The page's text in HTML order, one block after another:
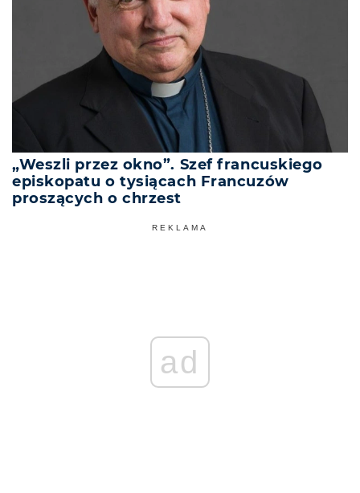
„Weszli przez okno”. Szef francuskiego
episkopatu o tysiącach Francuzów
proszących o chrzest
REKLAMA
ad